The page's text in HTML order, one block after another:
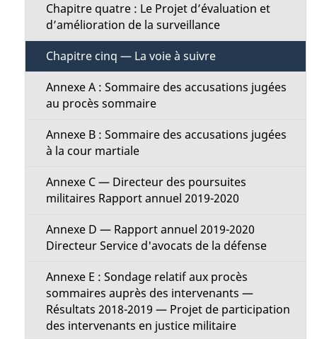
Chapitre quatre : Le Projet d’évaluation et
d’amélioration de la surveillance
Chapitre cinq — La voie à suivre
Annexe A : Sommaire des accusations jugées
au procès sommaire
Annexe B : Sommaire des accusations jugées
à la cour martiale
Annexe C — Directeur des poursuites
militaires Rapport annuel 2019-2020
Annexe D — Rapport annuel 2019-2020
Directeur Service d'avocats de la défense
Annexe E : Sondage relatif aux procès
sommaires auprès des intervenants —
Résultats 2018-2019 — Projet de participation
des intervenants en justice militaire